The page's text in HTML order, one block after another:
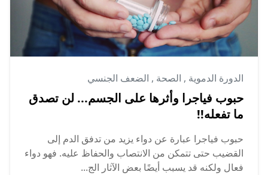
الدورة الدموية , الصحة , الضعف الجنسي
حبوب فياجرا وأثرها على الجسم... لن تصدق
ما تفعله!!
حبوب فياجرا عبارة عن دواء يزيد من تدفق الدم إلى
القضيب حتى تتمكن من الانتصاب والحفاظ عليه. فهو دواء
فعال ولكنه قد يسبب أيضًا بعض الآثار الج...